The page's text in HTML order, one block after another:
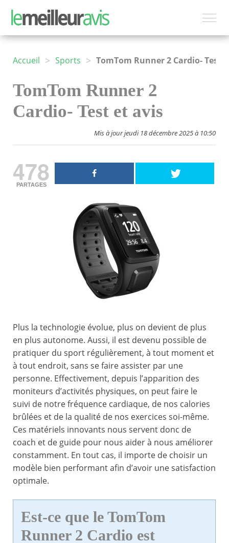
Accueil > Sports >
TomTom Runner 2
Cardio- Test et avis
Mis à jour jeudi 18 décembre 2025 à 10:50
478
PARTAGES
Plus la technologie évolue, plus on devient de plus
en plus autonome. Aussi, il est devenu possible de
pratiquer du sport régulièrement, à tout moment et
à tout endroit, sans se faire assister par une
personne. Effectivement, depuis l’apparition des
moniteurs d’activités physiques, on peut faire le
suivi de notre fréquence cardiaque, de nos calories
brûlées et de la qualité de nos exercices soi-même.
Ces matériels innovants nous servent donc de
coach et de guide pour nous aider à nous améliorer
constamment. En tout cas, il importe de choisir un
modèle bien performant afin d’avoir une satisfaction
optimale.
Est-ce que le TomTom
Runner 2 Cardio est